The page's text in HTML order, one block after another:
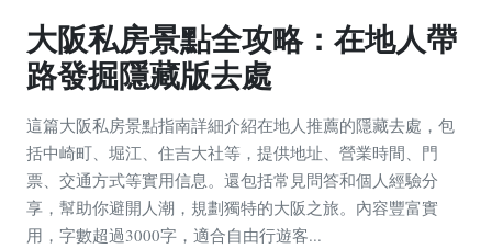
大阪私房景點全攻略：在地人帶
路發掘隱藏版去處
這篇大阪私房景點指南詳細介紹在地人推薦的隱藏去處，包
括中崎町、堀江、住吉大社等，提供地址、營業時間、門
票、交通方式等實用信息。還包括常見問答和個人經驗分
享，幫助你避開人潮，規劃獨特的大阪之旅。內容豐富實
用，字數超過3000字，適合自由行遊客...